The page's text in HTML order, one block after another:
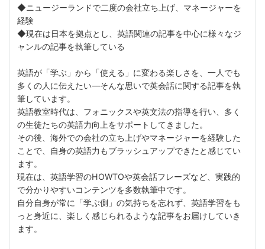
◆ニュージーランドで二度の会社立ち上げ、マネージャーを
経験
◆現在は日本を拠点とし、英語関連の記事を中心に様々なジ
ャンルの記事を執筆している
英語が「学ぶ」から「使える」に変わる楽しさを、一人でも
多くの人に伝えたい––そんな思いで英会話に関する記事を執
筆しています。
英語教室時代は、フォニックスや英文法の指導を行い、多く
の生徒たちの英語力向上をサポートしてきました。
その後、海外での会社の立ち上げやマネージャーを経験した
ことで、自身の英語力もブラッシュアップできたと感じてい
ます。
現在は、英語学習のHOWTOや英会話フレーズなど、実践的
で分かりやすいコンテンツを多数執筆中です。
自分自身が常に「学ぶ側」の気持ちを忘れず、英語学習をも
っと身近に、楽しく感じられるような記事をお届けしていき
ます。